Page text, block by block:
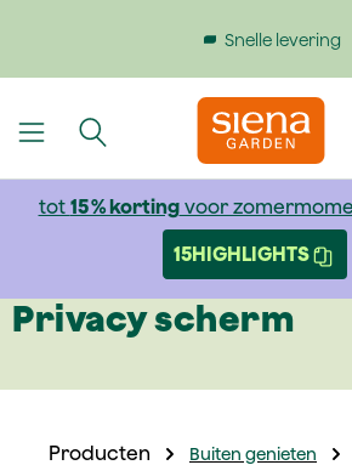
Snelle levering
tot 15 % kortingvoor
15HIGHLIGHTS
Privacy scherm
Producten Buiten genieten